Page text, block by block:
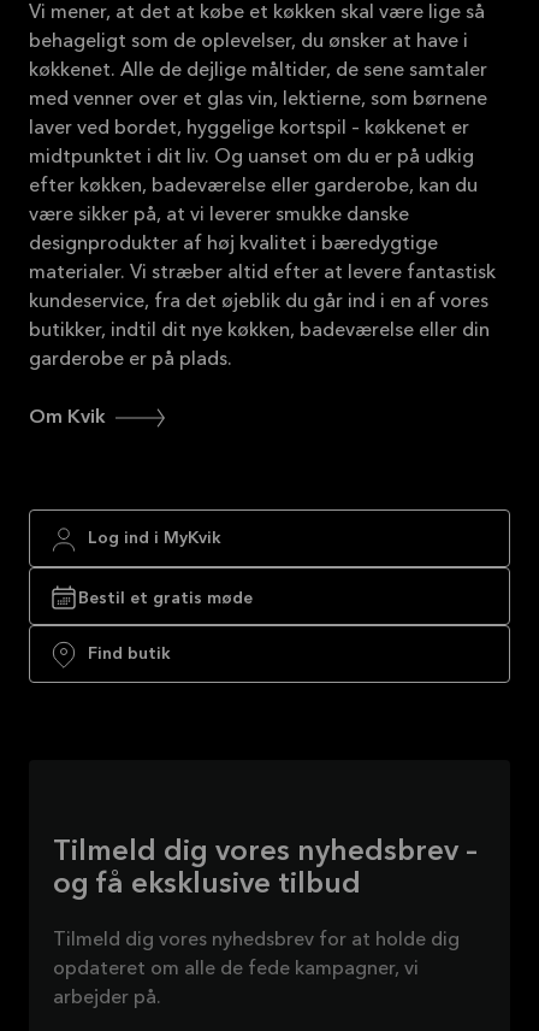
Vi mener, at det at købe et køkken skal være lige så
behageligt som de oplevelser, du ønsker at have i
køkkenet. Alle de dejlige måltider, de sene samtaler
med venner over et glas vin, lektierne, som børnene
laver ved bordet, hyggelige kortspil – køkkenet er
midtpunktet i dit liv. Og uanset om du er på udkig
efter køkken, badeværelse eller garderobe, kan du
være sikker på, at vi leverer smukke danske
designprodukter af høj kvalitet i bæredygtige
materialer. Vi stræber altid efter at levere fantastisk
kundeservice, fra det øjeblik du går ind i en af vores
butikker, indtil dit nye køkken, badeværelse eller din
garderobe er på plads.
Om Kvik
Log ind i MyKvik
Bestil et gratis møde
Find butik
Tilmeld dig vores nyhedsbrev –
og få eksklusive tilbud
Tilmeld dig vores nyhedsbrev for at holde dig
opdateret om alle de fede kampagner, vi
arbejder på.